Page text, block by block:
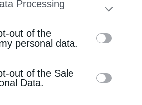
You may separately opt-out
parties on the IAB’s list
participants. This
also be disclosed by us to
theIAB’s List of
Processing
out of the
personal data.
out of the Sale
Data.